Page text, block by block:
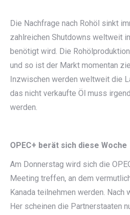
Die Nachfrage nach Rohöl sinkt
zahlreichen Shutdowns weltweit
benötigt wird. Die
und so ist der Markt momentan
Inzwischen werden weltweit die
das nicht verkaufte Öl muss
werden.
OPEC+ berät sich diese Woche
Am Donnerstag wird sich die
Meeting treffen, an dem
Kanada teilnehmen werden. Nach
Her scheinen die Partnerstaaten